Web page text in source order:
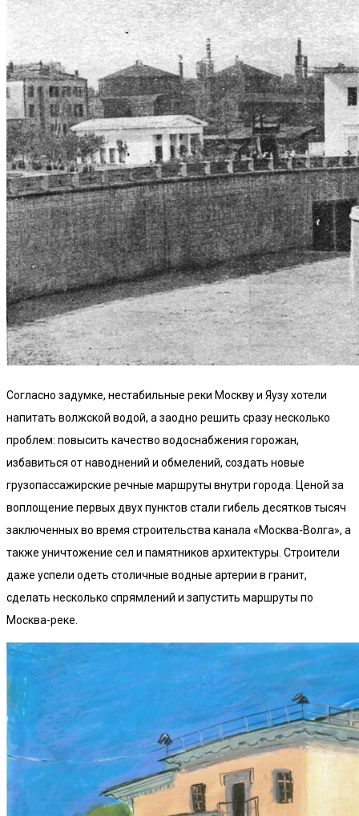
Согласно задумке, нестабильные реки Москву и Яузу хотели
напитать волжской водой, а заодно решить сразу несколько
проблем: повысить качество водоснабжения горожан,
избавиться от наводнений и обмелений, создать новые
грузопассажирские речные маршруты внутри города. Ценой за
воплощение первых двух пунктов стали гибель десятков тысяч
заключенных во время строительства канала «Москва-Волга», а
также уничтожение сел и памятников архитектуры. Строители
даже успели одеть столичные водные артерии в гранит,
сделать несколько спрямлений и запустить маршруты по
Москва-реке.